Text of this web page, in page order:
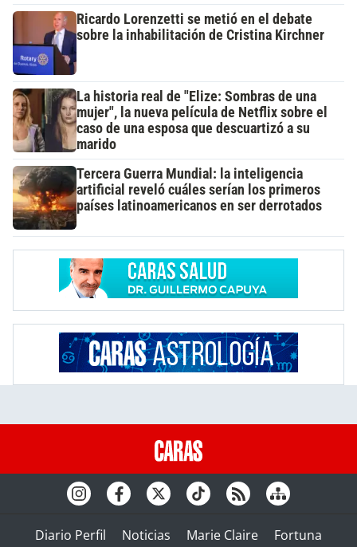
Ricardo Lorenzetti se metió en el debate
sobre la inhabilitación de Cristina Kirchner
La historia real de "Elize: Sombras de una
mujer", la nueva película de Netflix sobre el
caso de una esposa que descuartizó a su
marido
Tercera Guerra Mundial: la inteligencia
artificial reveló cuáles serían los primeros
países latinoamericanos en ser derrotados
Diario Perfil Noticias Marie Claire Fortuna